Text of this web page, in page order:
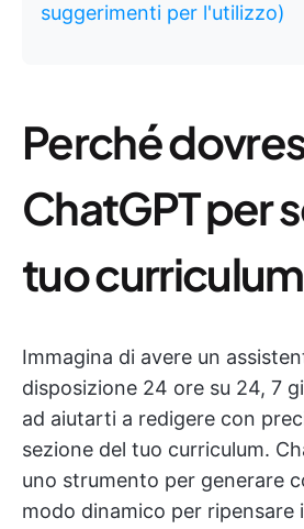
suggerimenti per l'utilizzo)
Perché
ChatGPT per
tuo
Immagina di avere un
disposizione 24 ore su 24, 7
ad aiutarti a redigere con
sezione del tuo curriculum.
uno strumento per generare
modo dinamico per ripensare